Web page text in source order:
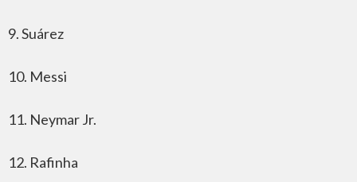
9. Suárez
10. Messi
11. Neymar Jr.
12. Rafinha